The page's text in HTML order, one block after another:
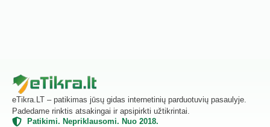
eTikra.LT – patikimas jūsų gidas internetinių parduotuvių pasaulyje.
Padedame rinktis atsakingai ir apsipirkti užtikrintai.
Patikimi. Nepriklausomi. Nuo 2018.